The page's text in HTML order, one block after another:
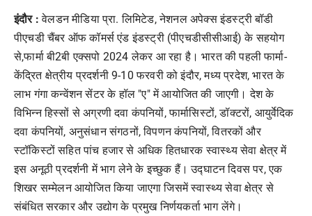
इंदौर :वेलडन मीडिया प्रा. लिमिटेड, नेशनल अपेक्स इंडस्ट्री बॉडी
पीएचडी चैंबर ऑफ कॉमर्स एंड इंडस्ट्री (पीएचडीसीसीआई) के सहयोग
से,फार्मा बी2बी एक्सपो 2024 लेकर आ रहा है। भारत की पहली फार्मा-
केंद्रित क्षेत्रीय प्रदर्शनी 9-10 फरवरी को इंदौर, मध्य प्रदेश, भारत के
लाभ गंगा कन्वेंशन सेंटर के हॉल "ए" में आयोजित की जाएगी। देश के
विभिन्न हिस्सों से अग्रणी दवा कंपनियों, फार्मासिस्टों, डॉक्टरों, आयुर्वेदिक
दवा कंपनियों, अनुसंधान संगठनों, विपणन कंपनियों, वितरकों और
स्टॉकिस्टों सहित पांच हजार से अधिक हितधारक स्वास्थ्य सेवा क्षेत्र में
इस अनूठी प्रदर्शनी में भाग लेने के इच्छुक हैं। उद्घाटन दिवस पर, एक
शिखर सम्मेलन आयोजित किया जाएगा जिसमें स्वास्थ्य सेवा क्षेत्र से
संबंधित सरकार और उद्योग के प्रमुख निर्णयकर्ता भाग लेंगे।